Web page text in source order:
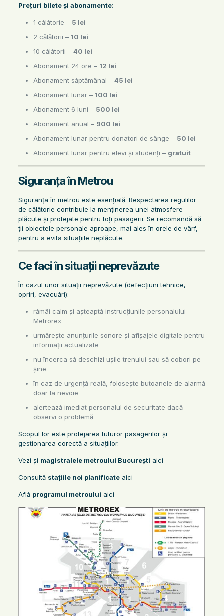
Prețuri bilete și abonamente:
1 călătorie – 5 lei
2 călătorii – 10 lei
10 călătorii – 40 lei
Abonament 24 ore – 12 lei
Abonament săptămânal – 45 lei
Abonament lunar – 100 lei
Abonament 6 luni – 500 lei
Abonament anual – 900 lei
Abonament lunar pentru donatori de sânge – 50 lei
Abonament lunar pentru elevi și studenți – gratuit
Siguranța în Metrou
Siguranța în metrou este esențială. Respectarea regulilor
de călătorie contribuie la menținerea unei atmosfere
plăcute și protejate pentru toți pasagerii. Se recomandă să
ții obiectele personale aproape, mai ales în orele de vârf,
pentru a evita situațiile neplăcute.
Ce faci în situații neprevăzute
În cazul unor situații neprevăzute (defecțiuni tehnice,
opriri, evacuări):
rămâi calm și așteaptă instrucțiunile personalului
Metrorex
urmărește anunțurile sonore și afișajele digitale pentru
informații actualizate
nu încerca să deschizi ușile trenului sau să cobori pe
șine
în caz de urgență reală, folosește butoanele de alarmă
doar la nevoie
alertează imediat personalul de securitate dacă
observi o problemă
Scopul lor este protejarea tuturor pasagerilor și
gestionarea corectă a situațiilor.
Vezi și magistralele metroului București aici
Consultă stațiile noi planificateaici
Află programul metroului aici